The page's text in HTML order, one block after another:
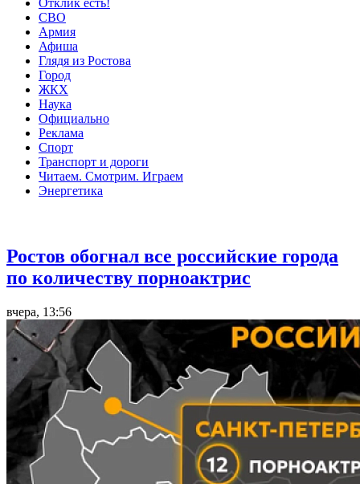
Отклик есть!
СВО
Армия
Афиша
Глядя из Ростова
Город
ЖКХ
Наука
Официально
Реклама
Спорт
Транспорт и дороги
Читаем. Смотрим. Играем
Энергетика
Ростов обогнал все российские города
по количеству порноактрис
вчера, 13:56